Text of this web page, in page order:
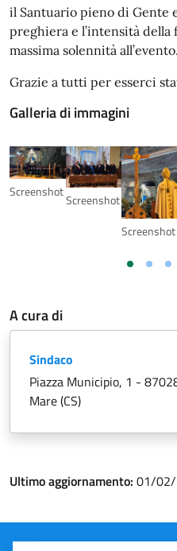
il Santuario pieno di Gente
preghiera e l’intensità
massima solennità all’evento.
Grazie a tutti per esserci
Galleria di immagini
ScreenshotScreenshot
Screenshot
A cura di
Sindaco
Piazza Municipio, 1 -
Mare (CS)
Ultimo aggiornamento: 01/02/